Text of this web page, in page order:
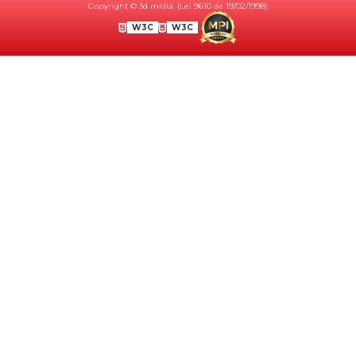
Copyright © 3d mídia. (Lei 9610 de 19/02/1998)
W3C W3C